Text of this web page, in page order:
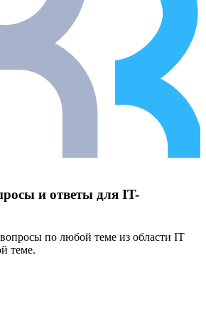
и ответы для IT-
по любой теме из области IT
теме.